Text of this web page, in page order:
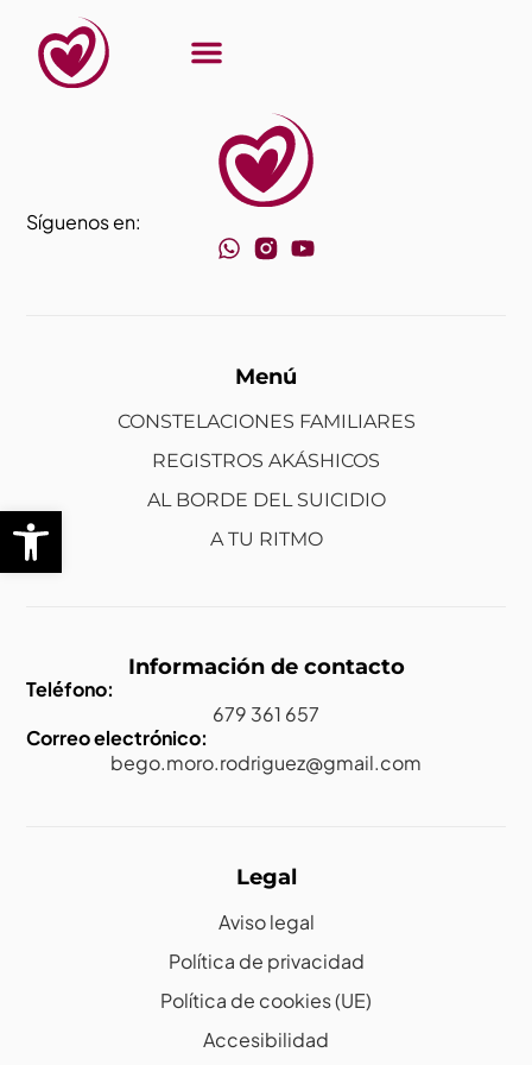
Abrir barra de herramientas
A tu ritmo
Síguenos en:
Menú
CONSTELACIONES FAMILIARES
REGISTROS AKÁSHICOS
AL BORDE DEL SUICIDIO
A TU RITMO
Información de contacto
Teléfono:
679 361 657
Correo electrónico:
bego.moro.rodriguez@gmail.com
Legal
Aviso legal
Política de privacidad
Política de cookies (UE)
Accesibilidad